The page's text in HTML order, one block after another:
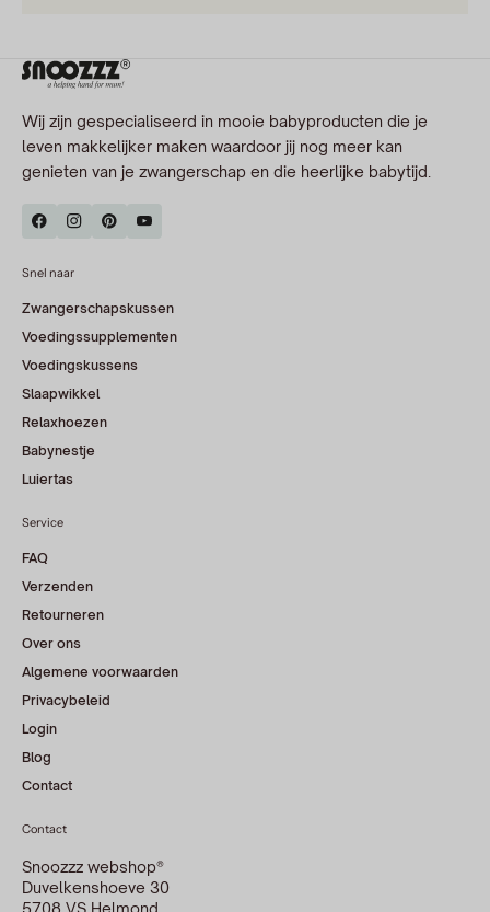
Wij zijn gespecialiseerd in mooie babyproducten die je
leven makkelijker maken waardoor jij nog meer kan
genieten van je zwangerschap en die heerlijke babytijd.
Snel naar
Zwangerschapskussen
Voedingssupplementen
Voedingskussens
Slaapwikkel
Relaxhoezen
Babynestje
Luiertas
Service
FAQ
Verzenden
Retourneren
Over ons
Algemene voorwaarden
Privacybeleid
Login
Blog
Contact
Contact
Snoozzz webshop®
Duvelkenshoeve 30
5708 VS Helmond